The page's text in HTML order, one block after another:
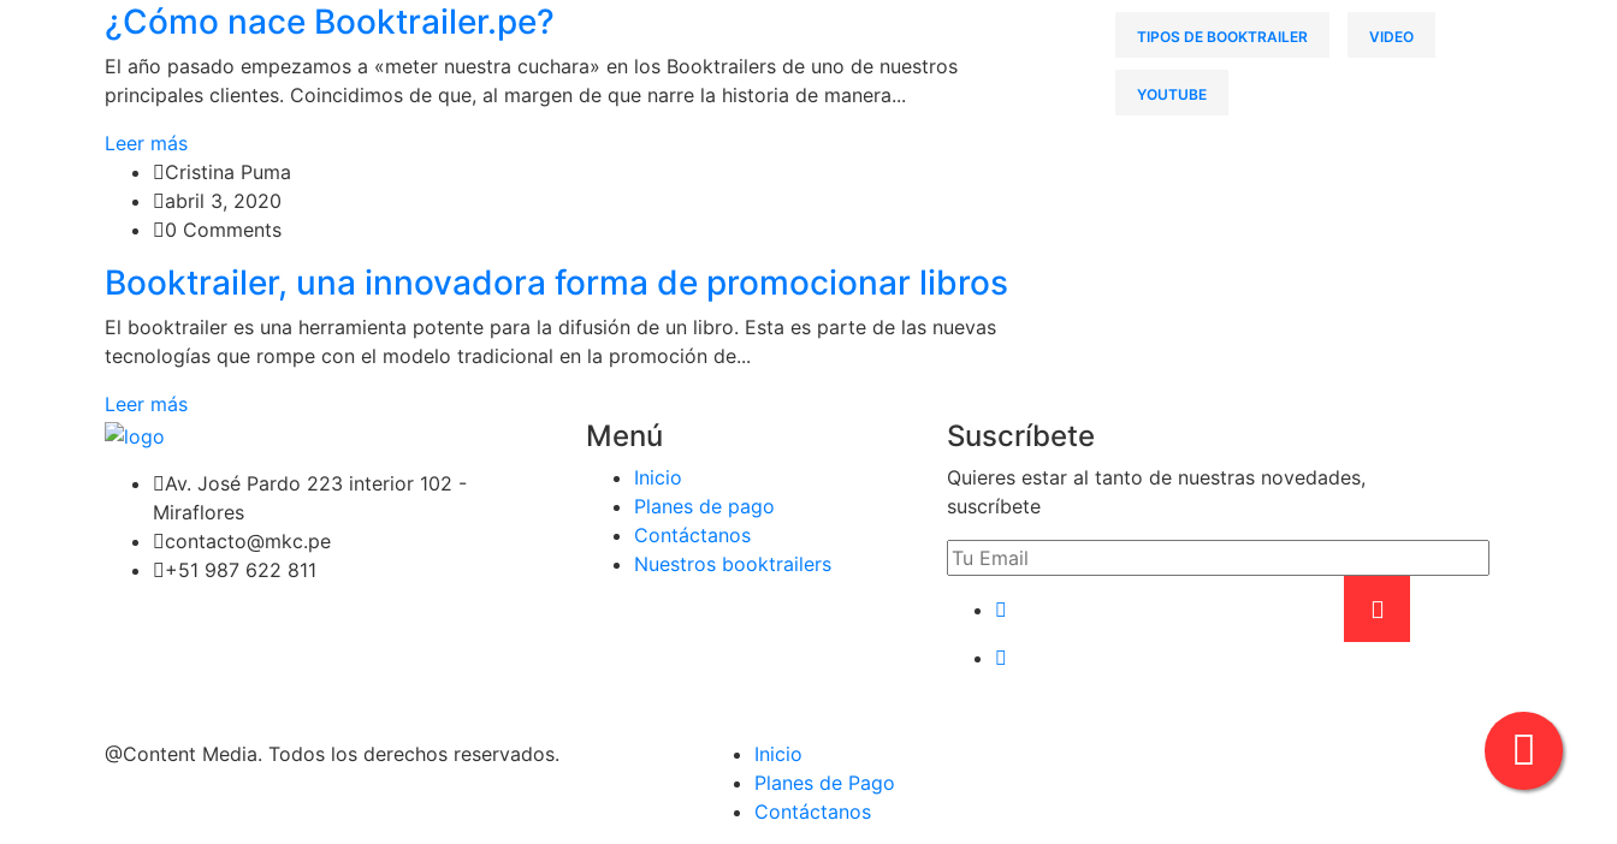
¿Cómo nace Booktrailer.pe?
El año pasado empezamos a «meter nuestra cuchara» en los Booktrailers de uno de nuestros
principales clientes. Coincidimos de que, al margen de que narre la historia de manera...
Leer más
Cristina Puma
abril 3, 2020
0 Comments
Booktrailer, una innovadora forma de promocionar libros
El booktrailer es una herramienta potente para la difusión de un libro. Esta es parte de las nuevas
tecnologías que rompe con el modelo tradicional en la promoción de...
Leer más
TIPOS DE BOOKTRAILER VIDEO
YOUTUBE
Av. José Pardo 223 interior 102 -
Miraflores
contacto@mkc.pe
+51 987 622 811
Menú
Inicio
Planes de pago
Contáctanos
Nuestros booktrailers
Suscríbete
Quieres estar al tanto de nuestras novedades,
suscríbete
@Content Media. Todos los derechos reservados.
Inicio
Planes de Pago
Contáctanos